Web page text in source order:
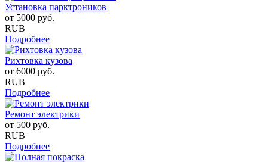
Установка парктроников
от 5000 руб.
RUB
Подробнее
Рихтовка кузова
от 6000 руб.
RUB
Подробнее
Ремонт электрики
от 500 руб.
RUB
Подробнее